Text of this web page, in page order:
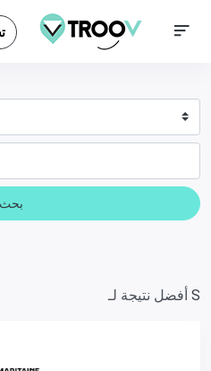
بحث
أفضل نتيجة لـ S